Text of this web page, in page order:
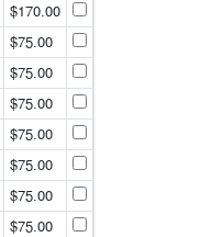
$170.00
$75.00
$75.00
$75.00
$75.00
$75.00
$75.00
$75.00